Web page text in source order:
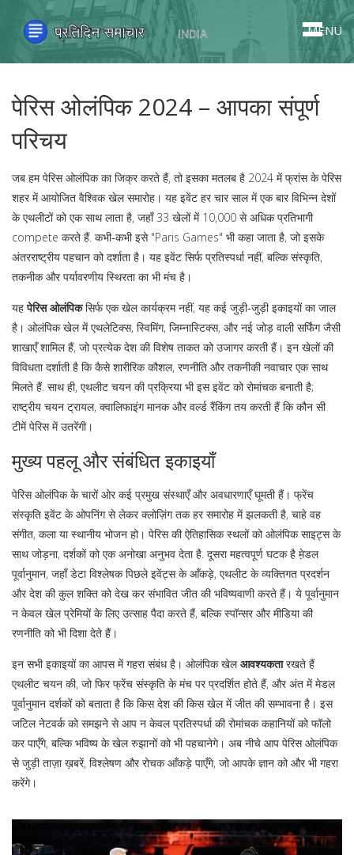
MENU
पेरिस ओलंपिक 2024 – आपका संपूर्ण
परिचय
जब हमपेरिस ओलंपिकका जिक्र करते हैं, तो इसका मतलब है 2024 में फ्रांस के पेरिस
शहर में आयोजित वैश्विक खेल समारोह। यह इवेंट हर चार साल में एक बार विभिन्न देशों
के एथलीटों को एक साथ लाता है, जहाँ 33 खेलों में 10,000 से अधिक प्रतिभागी
compete करते हैं. कभी‑कभी इसे "Paris Games" भी कहा जाता है, जो इसके
अंतरराष्ट्रीय पहचान को दर्शाता है। यह इवेंट सिर्फ प्रतिस्पर्धा नहीं, बल्कि संस्कृति,
तकनीक और पर्यावरणीय स्थिरता का भी मंच है।
यहपेरिस ओलंपिकसिर्फ एक खेल कार्यक्रम नहीं, यह कई जुड़ी‑जुड़ी इकाइयों का जाल
है। ओलंपिक खेलमें एथलेटिक्स, स्विमिंग, जिम्नास्टिक्स, और नई जोड़ वाली सर्फिंग जैसी
शाखाएँ शामिल हैं, जो प्रत्येक देश की विशेष ताकत को उजागर करती हैं। इन खेलों की
विविधता दर्शाती है कि कैसे शारीरिक कौशल, रणनीति और तकनीकी नवाचार एक साथ
मिलते हैं. साथ ही, एथलीट चयन की प्रक्रियाभी इस इवेंट को रोमांचक बनाती है;
राष्ट्रीय चयन ट्रायल, क्वालिफाइंग मानक और वर्ल्ड रैंकिंग तय करती हैं कि कौन सी
टीमें पेरिस में उतरेंगी।
मुख्य पहलू और संबंधित इकाइयाँ
पेरिस ओलंपिक के चारों ओर कई प्रमुख संस्थाएँ और अवधारणाएँ घूमती हैं। फ्रेंच
संस्कृति इवेंट के ओपनिंग से लेकर क्लोज़िंग तक हर समारोह में झलकती है, चाहे वह
संगीत, कला या स्थानीय भोजन हो। पेरिस की ऐतिहासिक स्थलों को ओलंपिक साइट्स के
साथ जोड़ना, दर्शकों को एक अनोखा अनुभव देता है. दूसरा महत्वपूर्ण घटक है मे़डल
पूर्वानुमान, जहाँ डेटा विश्लेषक पिछले इवेंट्स के आँकड़े, एथलीट के व्यक्तिगत प्रदर्शन
और देश की कुल शक्ति को देख कर संभावित जीत की भविष्यवाणी करते हैं। ये पूर्वानुमान
न केवल खेल प्रेमियों के लिए उत्साह पैदा करते हैं, बल्कि स्पॉन्सर और मीडिया की
रणनीति को भी दिशा देते हैं।
इन सभी इकाइयों का आपस में गहरा संबंध है। ओलंपिक खेलआवश्यकतारखते हैं
एथलीट चयन की, जो फिर फ्रेंच संस्कृति के मंच पर प्रदर्शित होते हैं, और अंत में मेडल
पूर्वानुमान दर्शकों को बताता है कि किस देश की किस खेल में जीत की सम्भावना है। इस
जटिल नेटवर्क को समझने से आप न केवल प्रतिस्पर्धा की रोमांचक कहानियों को फॉलो
कर पाएँगे, बल्कि भविष्य के खेल रुझानों को भी पहचानेगे। अब नीचे आप पेरिस ओलंपिक
से जुड़ी ताज़ा ख़बरें, विश्लेषण और रोचक आँकड़े पाएँगे, जो आपके ज्ञान को और भी गहरा
करेंगे।